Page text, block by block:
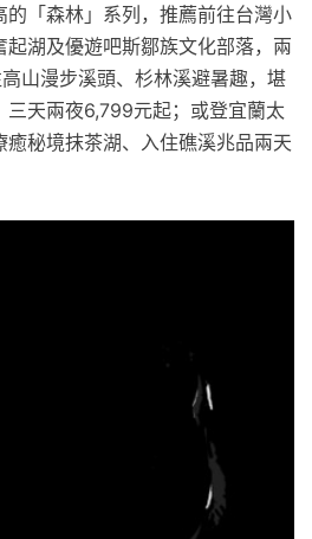
「森林」系列，推薦前往台灣小
湖及優遊吧斯鄒族文化部落，兩
山漫步溪頭、杉林溪避暑趣，堪
三天兩夜6,799元起；或登宜蘭太
秘境抹茶湖、入住礁溪兆品兩天